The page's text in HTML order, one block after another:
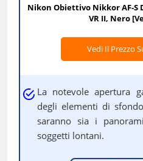
Nikon Obiettivo Nikkor AF-S
VR II, Nero
Vedi Il Prezzo
La notevole apertura
degli elementi di
saranno sia i
soggetti lontani.